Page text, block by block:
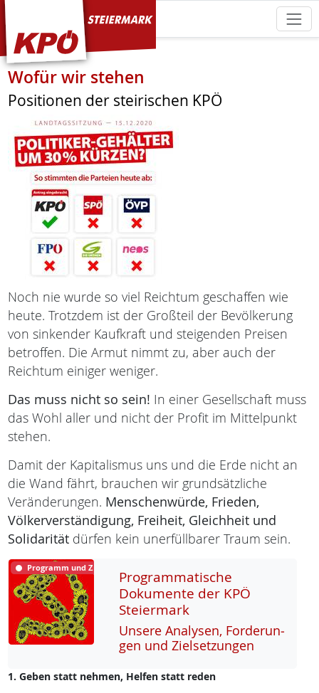
KPÖ Steiermark
Wofür wir stehen
Positionen der steirischen KPÖ
Noch nie wurde so viel Reichtum geschaffen wie
heute. Trotzdem ist der Großteil der Bevölkerung
von sinkender Kaufkraft und steigenden Preisen
betroffen. Die Armut nimmt zu, aber auch der
Reichtum einiger weniger.
Das muss nicht so sein! In einer Gesellschaft muss
das Wohl aller und nicht der Profit im Mittelpunkt
stehen.
Damit der Kapitalismus uns und die Erde nicht an
die Wand fährt, brauchen wir grundsätzliche
Veränderungen. Menschenwürde, Frieden,
Völkerverständigung, Freiheit, Gleichheit und
Solidarität dürfen kein unerfüllbarer Traum sein.
Programm und Ziele
Programmatische
Dokumente der KPÖ
Steiermark
Un­se­re Ana­ly­sen, For­de­run­
gen und Ziel­set­zun­gen
1. Geben statt nehmen, Helfen statt reden